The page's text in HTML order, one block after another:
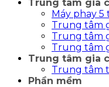
Trung tâm gia
Máy phay 5
Trung tâm
Trung tâm
Trung tâm
Trung tâm gia
Trung tâm
Phần mềm